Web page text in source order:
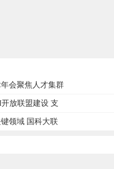
会聚焦人才集群
放联盟建设 支
领域 国科大联